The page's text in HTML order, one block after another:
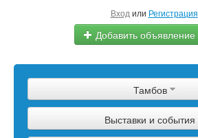
Вход или Регистрация
Добавить объявление
Сырье
Изделия
Тамбов
Выставки и события